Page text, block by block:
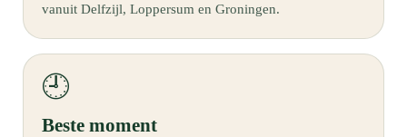
vanuit Delfzijl, Loppersum en Groningen.
🕘
Beste moment